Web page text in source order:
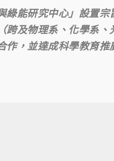
能研究中心」設置宗
跨及物理系、化學系
作，並達成科學教育